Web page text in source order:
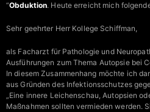
“Obduktion. Heute erreicht mich
Sehr geehrter Herr Kollege Schiffman,
als Facharzt für Pathologie und
Ausführungen zum Thema Autopsie bei
In diesem Zusammenhang möchte ich
aus Gründen des Infektionsschutzes
„Eine innere Leichenschau, Autopsien
Maßnahmen sollten vermieden werden.